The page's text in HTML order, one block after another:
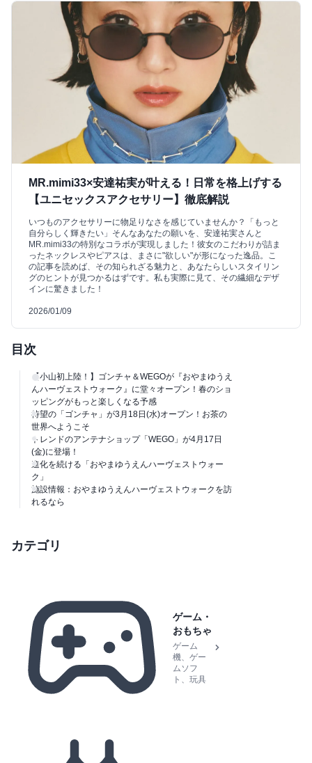
MR.mimi33×安達祐実が叶える！日常を格上げする
【ユニセックスアクセサリー】徹底解説
いつものアクセサリーに物足りなさを感じていませんか？「もっと
自分らしく輝きたい」そんなあなたの願いを、安達祐実さんと
MR.mimi33の特別なコラボが実現しました！彼女のこだわりが詰ま
ったネックレスやピアスは、まさに"欲しい"が形になった逸品。こ
の記事を読めば、その知られざる魅力と、あなたらしいスタイリン
グのヒントが見つかるはずです。私も実際に見て、その繊細なデザ
インに驚きました！
2026/01/09
目次
【小山初上陸！】ゴンチャ＆WEGOが『おやまゆうえ
んハーヴェストウォーク』に堂々オープン！春のショ
ッピングがもっと楽しくなる予感
待望の「ゴンチャ」が3月18日(水)オープン！お茶の
世界へようこそ
トレンドのアンテナショップ「WEGO」が4月17日
(金)に登場！
進化を続ける「おやまゆうえんハーヴェストウォー
ク」
施設情報：おやまゆうえんハーヴェストウォークを訪
れるなら
カテゴリ
ゲーム・
おもちゃ
ゲーム
機、ゲー
ムソフ
ト、玩具